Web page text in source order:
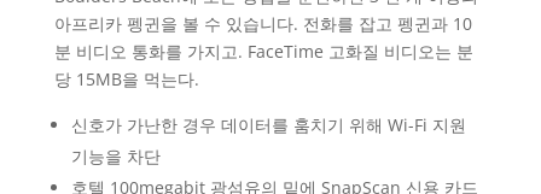
아프리카 펭귄을 볼 수 있습니다. 전화를 잡고 펭귄과 10
분 비디오 통화를 가지고. FaceTime 고화질 비디오는 분
당 15MB을 먹는다.
신호가 가난한 경우 데이터를 훔치기 위해 Wi-Fi 지원
기능을 차단
호텔 100megabit 광섬유의 밑에 SnapScan 신용 카드